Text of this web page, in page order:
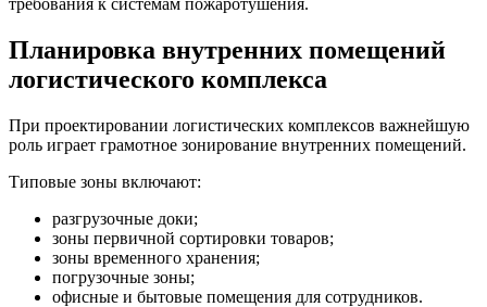
требования к системам пожаротушения.
Планировка внутренних помещений
логистического комплекса
При проектировании логистических комплексов важнейшую
роль играет грамотное зонирование внутренних помещений.
Типовые зоны включают:
разгрузочные доки;
зоны первичной сортировки товаров;
зоны временного хранения;
погрузочные зоны;
офисные и бытовые помещения для сотрудников.